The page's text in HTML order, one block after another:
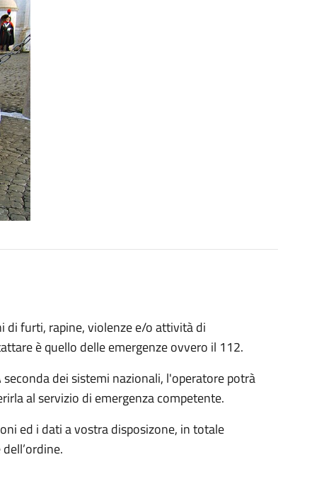
di furti, rapine, violenze e/o attività di
è quello delle emergenze ovvero il 112.
dei sistemi nazionali, l'operatore potrà
al servizio di emergenza competente.
ed i dati a vostra disposizone, in totale